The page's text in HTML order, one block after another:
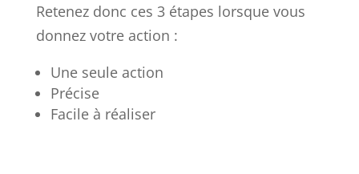
Retenez donc ces 3 étapes lorsque vous
donnez votre action :
Une seule action
Précise
Facile à réaliser